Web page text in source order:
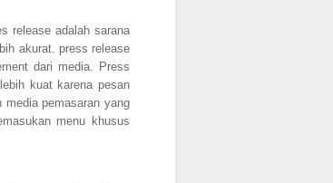
release adalah sarana
akurat. press release
dari media. Press
kuat karena pesan
pemasaran yang
menu khusus